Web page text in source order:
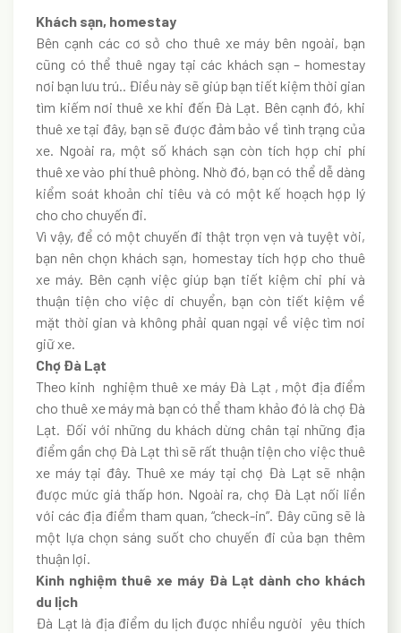
Khách sạn, homestay
Bên cạnh các cơ sở cho thuê xe máy bên ngoài, bạn
cũng có thể thuê ngay tại các khách sạn – homestay
nơi bạn lưu trú.. Điều này sẽ giúp bạn tiết kiệm thời gian
tìm kiếm nơi thuê xe khi đến Đà Lạt. Bên cạnh đó, khi
thuê xe tại đây, bạn sẽ được đảm bảo về tình trạng của
xe. Ngoài ra, một số khách sạn còn tích hợp chi phí
thuê xe vào phí thuê phòng. Nhờ đó, bạn có thể dễ dàng
kiểm soát khoản chi tiêu và có một kế hoạch hợp lý
cho cho chuyến đi.
Vì vậy, để có một chuyến đi thật trọn vẹn và tuyệt vời,
bạn nên chọn khách sạn, homestay tích hợp cho thuê
xe máy. Bên cạnh việc giúp bạn tiết kiệm chi phí và
thuận tiện cho việc di chuyển, bạn còn tiết kiệm về
mặt thời gian và không phải quan ngại về việc tìm nơi
giữ xe.
Chợ Đà Lạt
Theo kinh nghiệm thuê xe máy Đà Lạt , một địa điểm
cho thuê xe máy mà bạn có thể tham khảo đó là chợ Đà
Lạt. Đối với những du khách dừng chân tại những địa
điểm gần chợ Đà Lạt thì sẽ rất thuận tiện cho việc thuê
xe máy tại đây. Thuê xe máy tại chợ Đà Lạt sẽ nhận
được mức giá thấp hơn. Ngoài ra, chợ Đà Lạt nối liền
với các địa điểm tham quan, “check-in”. Đây cũng sẽ là
một lựa chọn sáng suốt cho chuyến đi của bạn thêm
thuận lợi.
Kinh nghiệm thuê xe máy Đà Lạt dành cho khách
du lịch
Đà Lạt là địa điểm du lịch được nhiều người yêu thích